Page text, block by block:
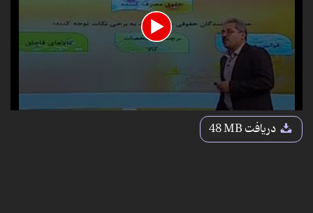
0
دریافت48 MB